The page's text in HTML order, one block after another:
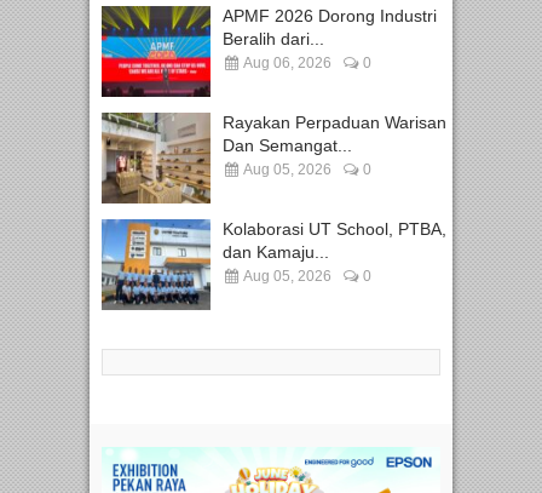
APMF 2026 Dorong Industri
Beralih dari...
Aug 06, 2026 0
Rayakan Perpaduan Warisan
Dan Semangat...
Aug 05, 2026 0
Kolaborasi UT School, PTBA,
dan Kamaju...
Aug 05, 2026 0